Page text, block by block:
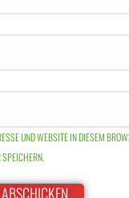
UND WEBSITE IN DIESEM